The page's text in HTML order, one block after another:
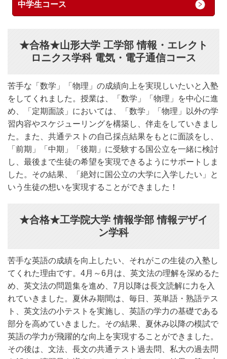
中学生コース
★合格★山形大学 工学部 情報・エレクト
ロニクス学科 電気・電子通信コース
苦手な「数学」「物理」の成績向上を実現しいたいと入塾
をしてくれました。授業は、「数学」「物理」を中心に進
め、「定期面談」においては、「数学」「物理」以外の学
習内容やスケジューリングを構築し、伴走をしていきまし
た。また、共通テストの自己採点結果をもとに面談をし、
「前期」「中期」「後期」に受験する国公立を一緒に検討
し、最後まで生徒の希望を実現できるようにサポートしま
した。その結果、「絶対に国公立の大学に入学したい」と
いう生徒の想いを実現することができました！
★合格★工学院大学 情報学部 情報デザイ
ン学科
苦手な英語の成績を向上したい、それがこの生徒の入塾し
てくれた理由です。4月～6月は、英文法の理解を深めるた
め、英文法の問題集を進め、7月以降は長文読解に力を入
れていきました。夏休み期間は、毎日、英単語・熟語テス
ト、英文法の小テストを実施し、英語の学力の基礎である
部分を高めていきました。その結果、夏休み以降の模試で
英語の学力が飛躍的な向上を実現することができました。
その後は、文法、長文の共通テスト過去問、私大の過去問